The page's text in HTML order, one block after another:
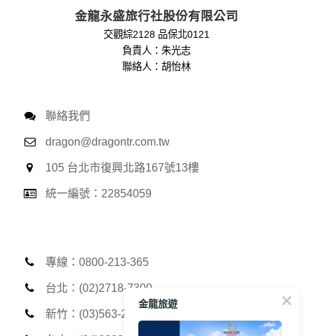
其他除了上述，會保留您在上網瀏覽或查詢時，伺服器自行產
生的相關記錄，包括您使用連線設備的 IP 位址、使用時間、使
用的瀏覽器、瀏覽及點選資料紀錄等。本網站會對個別連線者
的瀏覽器予以標示，歸納使用者瀏覽器在本網站內部所瀏覽的
網頁，除非您願意告知您的個人資料，否則本網站不會也無法
提供的個人資訊，這些廣告廠商、或連結網站有其個別的私權
公司不負任何連帶責任。
或電子郵件給您。本公司除了在該資料或電子郵件上註明是由
收這些資料或電子郵件的方法及說明。
在以下情況下， 本公司會向其他人士或公司提供您的個人識別
資料：
1.遵守法令或政府機關的要求；或我們發覺您在網站上的行為
違反本公司旗下網站的會員條款或產品、服務的特定使用指
南。
2.為了保護使用者個人隱私，我們無法為您查詢其他使用者的
金龍永盛旅行社股份有限公司
交觀綜2128 品保北0121
負責人：朱光志
聯絡人：胡怡林
聯絡我們
dragon@dragontr.com.tw
105 台北市復興北路167號13樓
統一編號：22854059
專線：0800-213-365
台北：(02)2718-7300
新竹：(03)563-2013
金龍旅遊